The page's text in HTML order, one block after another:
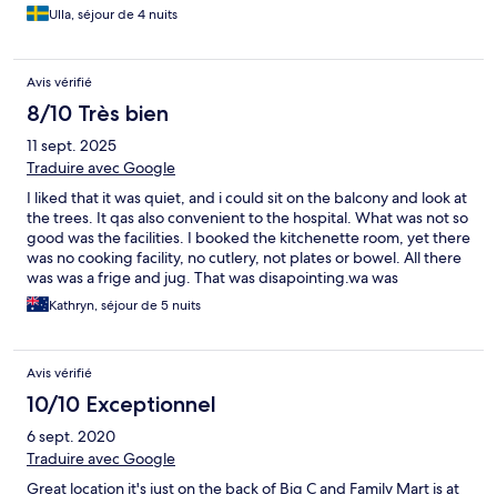
Ulla, séjour de 4 nuits
Avis vérifié
8/10 Très bien
11 sept. 2025
Traduire avec Google
I liked that it was quiet, and i could sit on the balcony and look at
the trees. It qas also convenient to the hospital. What was not so
good was the facilities. I booked the kitchenette room, yet there
was no cooking facility, no cutlery, not plates or bowel. All there
was was a frige and jug. That was disapointing.wa was
Kathryn, séjour de 5 nuits
Avis vérifié
10/10 Exceptionnel
6 sept. 2020
Traduire avec Google
Great location it's just on the back of Big C and Family Mart is at